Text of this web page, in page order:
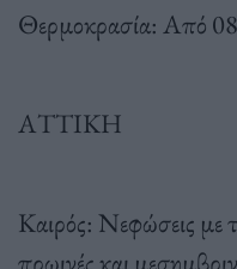
Θερμοκρασία: Από
ΑΤΤΙΚΗ
Καιρός: Νεφώσεις με
πρωινές και